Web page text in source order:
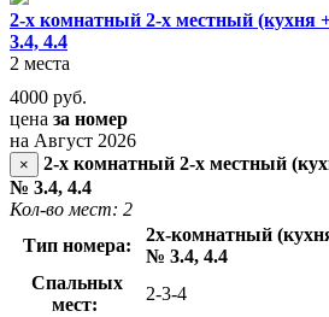
2-х комнатный 2-х местный (кухня
3.4, 4.4
2 места
4000 руб.
цена за номер
на Август 2026
×
2-х комнатный 2-х местный
№ 3.4, 4.4
Кол-во мест: 2
Тип номера:
2х-комнатный
№ 3.4, 4.4
Спальных
мест:
2-3-4